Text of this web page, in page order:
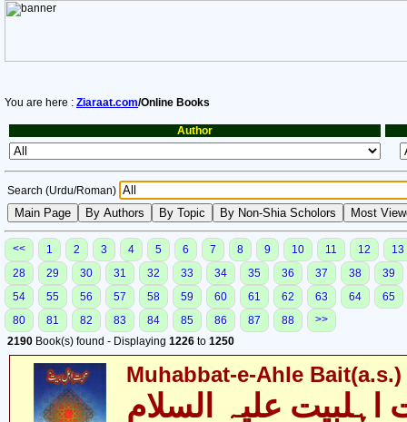
You are here : Ziaraat.com/Online Books
Author
Search (Urdu/Roman)
<< 1 2 3 4 5 6 7 8 9 10 11 12
13
28
29 30 31 32 33 34 35 36 37 38
39
54
55 56 57 58 59 60 61 62 63 64
65
80
81 82 83 84 85 86 87 88
>>
2190 Book(s) found - Displaying 1226 to 1250
Muhabbat-e-Ahle Bait(a.s.)